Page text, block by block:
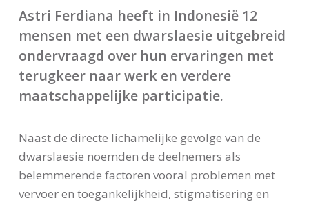
Astri Ferdiana heeft in Indonesië 12
mensen met een dwarslaesie uitgebreid
ondervraagd over hun ervaringen met
terugkeer naar werk en verdere
maatschappelijke participatie.
Naast de directe lichamelijke gevolge van de
dwarslaesie noemden de deelnemers als
belemmerende factoren vooral problemen met
vervoer en toegankelijkheid, stigmatisering en